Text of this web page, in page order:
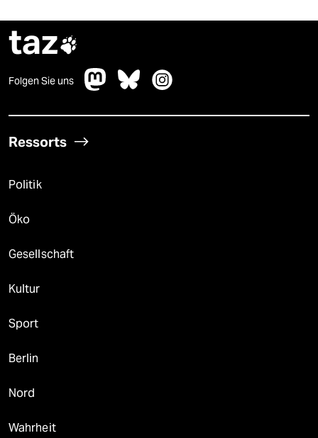
taz
Folgen Sie uns
Ressorts
Politik
Öko
Gesellschaft
Kultur
Sport
Berlin
Nord
Wahrheit